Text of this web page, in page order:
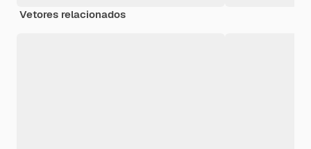
Vetores relacionados